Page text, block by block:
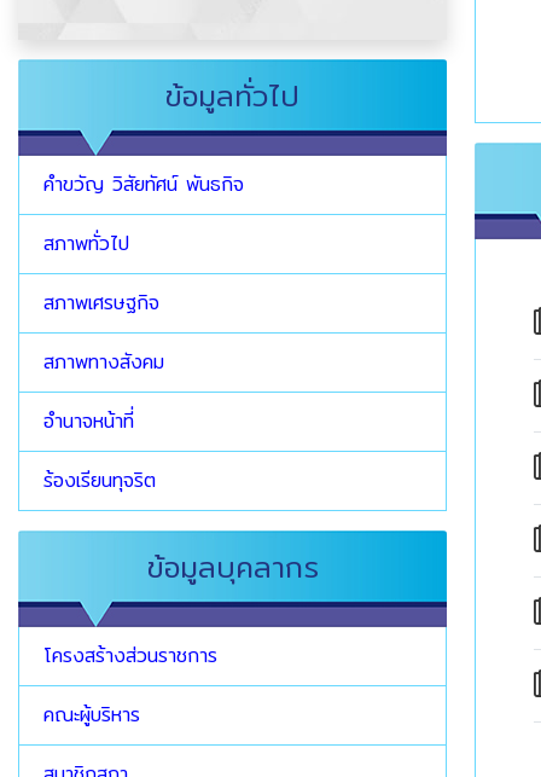
ข้อมูลทั่วไป
คำขวัญ วิสัยทัศน์ พันธกิจ
สภาพทั่วไป
สภาพเศรษฐกิจ
สภาพทางสังคม
อำนาจหน้าที่
ร้องเรียนทุจริต
ข้อมูลบุคลากร
โครงสร้างส่วนราชการ
คณะผู้บริหาร